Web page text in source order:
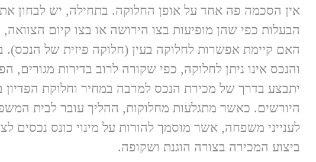
אין הסכמה פה אחד על אופן החלוקה. בתחילה, יש לבחון את
הבעלות כפי שהן מופיעות בצו הירושה או בצו קיום הצוואה,
האם קיימת אפשרות לחלוקה בעין (חלוקה פיזית של הנכס).
והנכס אינו ניתן לחלוקה, כפי שקורה לרוב בדירות מגורים,
יתבצע בדרך של מכירת הנכס למרבה במחיר וחלוקת הפדיון
היורשים. כאשר מתגלעות מחלוקות, ההליך עובר לבית
לענייני משפחה, אשר מוסמך להורות על מינוי כונס נכסים
ביצוע המכירה בצורה הוגנת ושקופה.